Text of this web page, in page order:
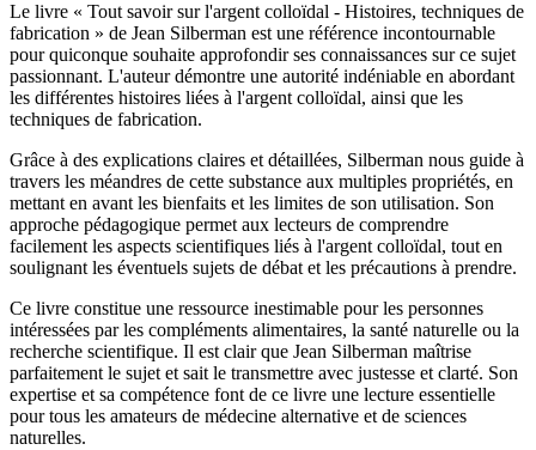
Le livre « Tout savoir sur l'argent colloïdal - Histoires, techniques de
fabrication » de Jean Silberman est une référence incontournable
pour quiconque souhaite approfondir ses connaissances sur ce sujet
passionnant. L'auteur démontre une autorité indéniable en abordant
les différentes histoires liées à l'argent colloïdal, ainsi que les
techniques de fabrication.
Grâce à des explications claires et détaillées, Silberman nous guide à
travers les méandres de cette substance aux multiples propriétés, en
mettant en avant les bienfaits et les limites de son utilisation. Son
approche pédagogique permet aux lecteurs de comprendre
facilement les aspects scientifiques liés à l'argent colloïdal, tout en
soulignant les éventuels sujets de débat et les précautions à prendre.
Ce livre constitue une ressource inestimable pour les personnes
intéressées par les compléments alimentaires, la santé naturelle ou la
recherche scientifique. Il est clair que Jean Silberman maîtrise
parfaitement le sujet et sait le transmettre avec justesse et clarté. Son
expertise et sa compétence font de ce livre une lecture essentielle
pour tous les amateurs de médecine alternative et de sciences
naturelles.